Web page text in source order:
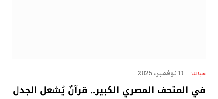
حياتنا 11 نوفمبر، 2025
في المتحف المصري الكبير.. قرآنٌ يُشعل الجدل